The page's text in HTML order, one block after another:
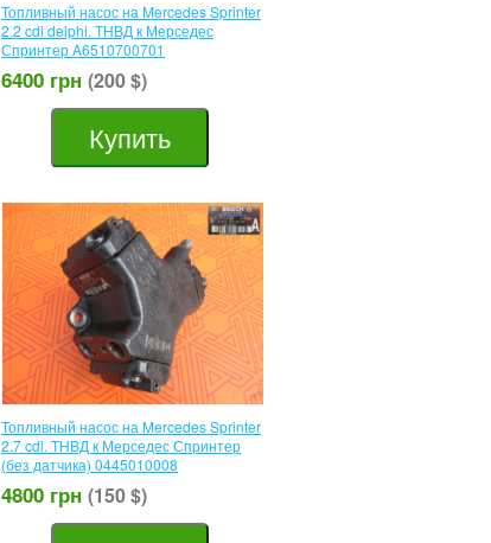
Топливный насос на Mercedes Sprinter
2.2 cdi delphi. ТНВД к Мерседес
Спринтер A6510700701
6400 грн (200 $)
Купить
Топливный насос на Mercedes Sprinter
2.7 cdi. ТНВД к Мерседес Спринтер
(без датчика) 0445010008
4800 грн (150 $)